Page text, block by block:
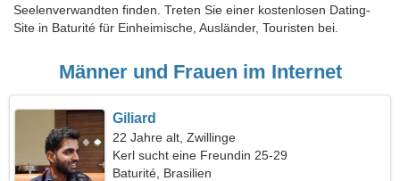
Seelenverwandten finden. Treten Sie einer kostenlosen Dating-
Site in Baturité für Einheimische, Ausländer, Touristen bei.
Männer und Frauen im Internet
Giliard
22 Jahre alt, Zwillinge
Kerl sucht eine Freundin 25-29
Baturité, Brasilien